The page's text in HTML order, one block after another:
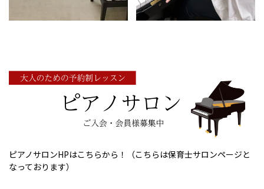
ピアノサロンHPはこちらから！（こちらは保育士サロンページと
なっております）